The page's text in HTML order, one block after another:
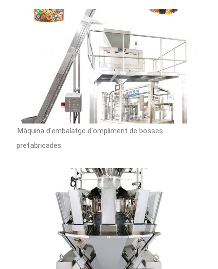
Màquina d'embalatge d'ompliment de bosses
prefabricades